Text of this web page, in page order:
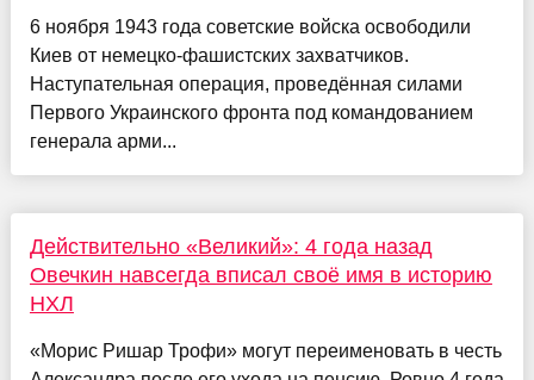
6 ноября 1943 года советские войска освободили
Киев от немецко-фашистских захватчиков.
Наступательная операция, проведённая силами
Первого Украинского фронта под командованием
генерала арми...
Действительно «Великий»: 4 года назад
Овечкин навсегда вписал своё имя в историю
НХЛ
«Морис Ришар Трофи» могут переименовать в честь